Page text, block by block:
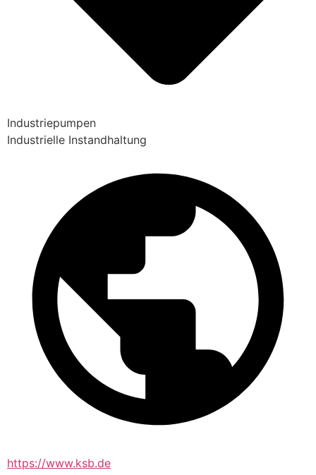
Industriepumpen
Industrielle Instandhaltung
https://www.ksb.de